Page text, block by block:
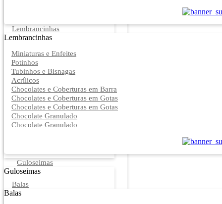
Lembrancinhas
Lembrancinhas
Miniaturas e Enfeites
Potinhos
Tubinhos e Bisnagas
Acrílicos
Chocolates e Coberturas em Barra
Chocolates e Coberturas em Gotas
Chocolates e Coberturas em Gotas
Chocolate Granulado
Chocolate Granulado
Guloseimas
Guloseimas
Balas
Balas